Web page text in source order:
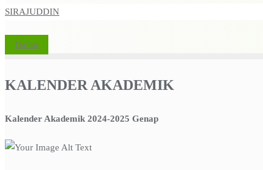
SIRAJUDDIN
Daftar
KALENDER AKADEMIK
Kalender Akademik 2024-2025 Genap